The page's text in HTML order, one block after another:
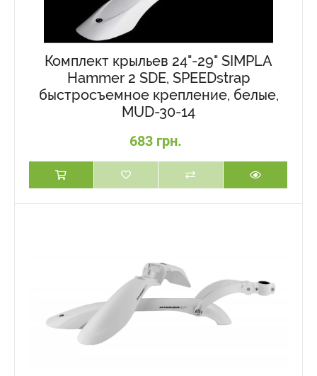
Комплект крыльев 24"-29" SIMPLA
Hammer 2 SDE, SPEEDstrap
быстросъемное крепление, белые,
MUD-30-14
683 грн.